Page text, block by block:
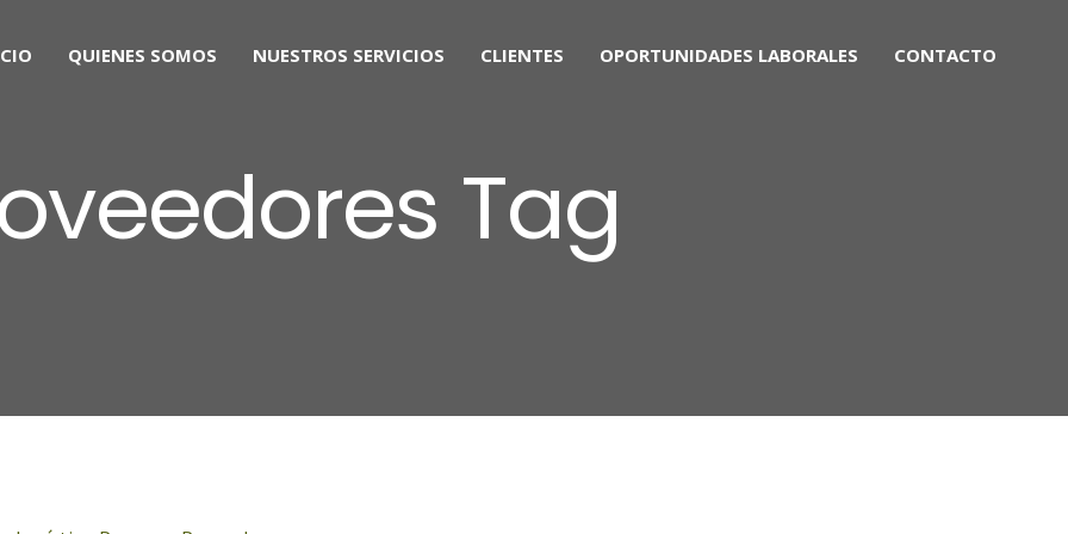
QUIENES SOMOS NUESTROS SERVICIOS CLIENTES OPORTUNIDADES LABORALES CONTACTO
Tag